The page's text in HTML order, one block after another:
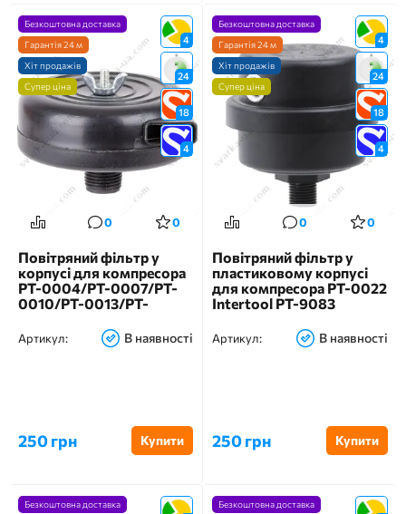
4
24
18
4
Безкоштовна доставка
Гарантія 24 м
Хіт продажів
Супер ціна
0 0
Повітряний фільтр у
корпусі для компресора
PT-0004/PT-0007/PT-
0010/PT-0013/PT-
Intertool PT-9086
Артикул: В наявності
250 грн Купити
4
24
18
4
Безкоштовна доставка
Гарантія 24 м
Хіт продажів
Супер ціна
0 0
Повітряний фільтр у
пластиковому корпусі
для компресора PT-0022
Intertool PT-9083
Артикул: В наявності
250 грн Купити
Безкоштовна доставка
Безкоштовна доставка